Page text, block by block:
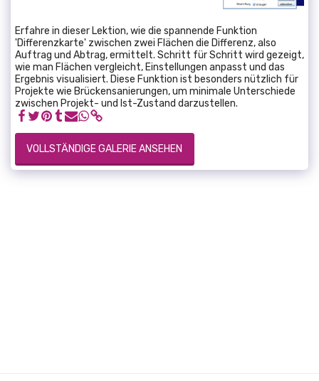
Erfahre in dieser Lektion, wie die spannende Funktion
'Differenzkarte' zwischen zwei Flächen die Differenz, also
Auftrag und Abtrag, ermittelt. Schritt für Schritt wird gezeigt,
wie man Flächen vergleicht, Einstellungen anpasst und das
Ergebnis visualisiert. Diese Funktion ist besonders nützlich für
Projekte wie Brückensanierungen, um minimale Unterschiede
zwischen Projekt- und Ist-Zustand darzustellen.
VOLLSTÄNDIGE GALERIE ANSEHEN